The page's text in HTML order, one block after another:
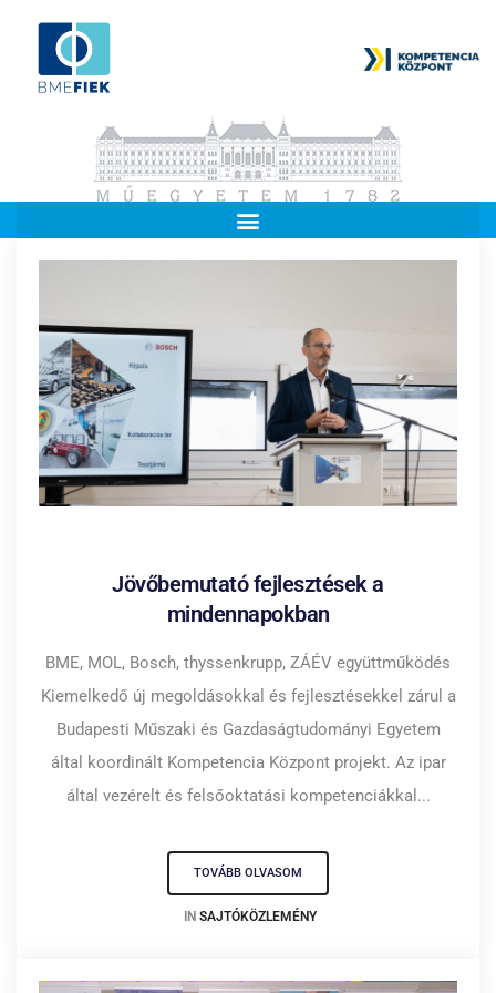
Jövőbemutató fejlesztések a
mindennapokban
BME, MOL, Bosch, thyssenkrupp, ZÁÉV együttműködés
Kiemelkedő új megoldásokkal és fejlesztésekkel zárul a
Budapesti Műszaki és Gazdaságtudományi Egyetem
által koordinált Kompetencia Központ projekt. Az ipar
által vezérelt és felsőoktatási kompetenciákkal...
TOVÁBB OLVASOM
IN SAJTÓKÖZLEMÉNY